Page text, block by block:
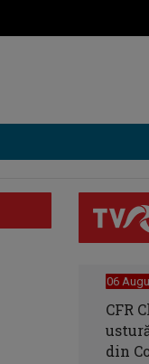
06
CFR
din